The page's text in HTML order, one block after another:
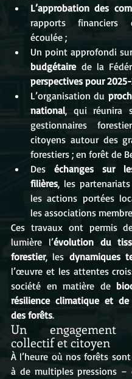
L’approbation des
rapports financiers
écoulée ;
Un point approfondi
budgétaire
perspectives pour
L’organisation du
national, qui réunira
gestionnaires
citoyens autour des
forestiers ; en forêt de
Des échanges sur
filières, les
les actions portées
les associations
Ces travaux ont permis
lumière l’évolution du
forestier, les dynamiques
l’œuvre et les attentes
société en matière de
résilience climatique et
des forêts.
Un engagement
collectif et citoyen
À l’heure où nos forêts
à de multiples pressions –